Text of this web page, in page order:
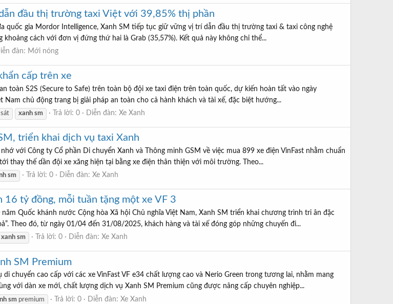
đầu thị trường taxi Việt với 39,85% thị phần
quốc gia Mordor Intelligence, Xanh SM tiếp tục giữ vững vị trí dẫn đầu thị trường taxi & taxi công nghệ
cách với đơn vị đứng thứ hai là Grab (35,57%). Kết quả này không chỉ thể...
đàn: Mới nóng
cấp trên xe
toàn S2S (Secure to Safe) trên toàn bộ đội xe taxi điện trên toàn quốc, dự kiến hoàn tất vào ngày
chủ động trang bị giải pháp an toàn cho cả hành khách và tài xế, đặc biệt hướng...
xanh sm Trả lời: 0 Diễn đàn: Xe Xanh
triển khai dịch vụ taxi Xanh
với Công ty Cổ phần Di chuyển Xanh và Thông minh GSM về việc mua 899 xe điện VinFast nhằm chuẩn
thay thế dần đội xe xăng hiện tại bằng xe điện thân thiện với môi trường. Theo...
sm Trả lời: 0 Diễn đàn: Xe Xanh
16 tỷ đồng, mỗi tuần tặng một xe VF 3
Quốc khánh nước Cộng hòa Xã hội Chủ nghĩa Việt Nam, Xanh SM triển khai chương trình tri ân đặc
Theo đó, từ ngày 01/04 đến 31/08/2025, khách hàng và tài xế đóng góp những chuyến đi...
xanh sm Trả lời: 0 Diễn đàn: Xe Xanh
SM Premium
chuyển cao cấp với các xe VinFast VF e34 chất lượng cao và Nerio Green trong tương lai, nhằm mang
với dàn xe mới, chất lượng dịch vụ Xanh SM Premium cũng được nâng cấp chuyên nghiệp...
sm premium Trả lời: 0 Diễn đàn: Xe Xanh